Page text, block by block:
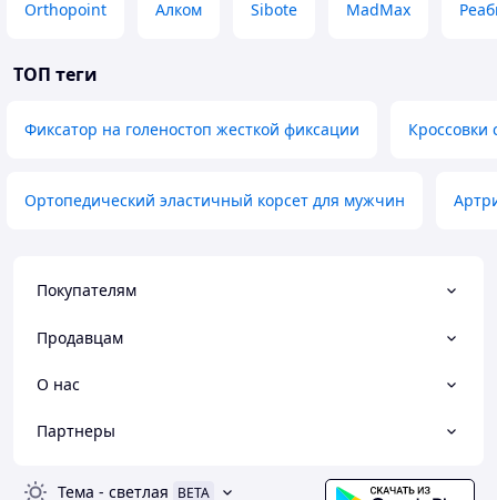
Orthopoint Алком Sibote MadMax
ТОП теги
Фиксатор на голеностоп жесткой фиксации Кроссовки
Ортопедический эластичный корсет для мужчин
Покупателям
Продавцам
О нас
Партнеры
Тема - светлая BETA